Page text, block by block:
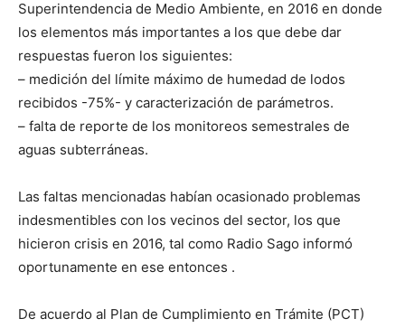
Superintendencia de Medio Ambiente, en 2016 en donde
los elementos más importantes a los que debe dar
respuestas fueron los siguientes:
– medición del límite máximo de humedad de lodos
recibidos -75%- y caracterización de parámetros.
– falta de reporte de los monitoreos semestrales de
aguas subterráneas.
Las faltas mencionadas habían ocasionado problemas
indesmentibles con los vecinos del sector, los que
hicieron crisis en 2016, tal como Radio Sago informó
oportunamente en ese entonces .
De acuerdo al Plan de Cumplimiento en Trámite (PCT)